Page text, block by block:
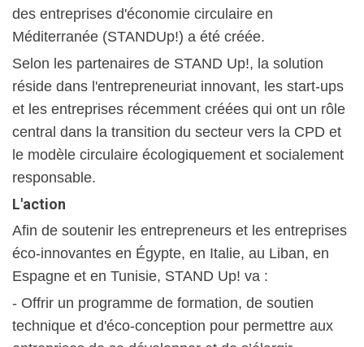
des entreprises d'économie circulaire en
Méditerranée (STANDUp!) a été créée.
Selon les partenaires de STAND Up!, la solution
réside dans l'entrepreneuriat innovant, les start-ups
et les entreprises récemment créées qui ont un rôle
central dans la transition du secteur vers la CPD et
le modèle circulaire écologiquement et socialement
responsable.
L'action
Afin de soutenir les entrepreneurs et les entreprises
éco-innovantes en Égypte, en Italie, au Liban, en
Espagne et en Tunisie, STAND Up! va :
- Offrir un programme de formation, de soutien
technique et d'éco-conception pour permettre aux